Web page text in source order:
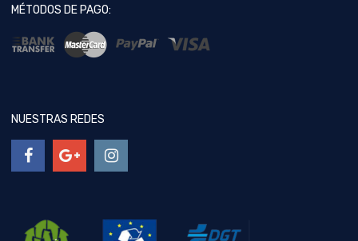
MÉTODOS DE PAGO:
NUESTRAS REDES